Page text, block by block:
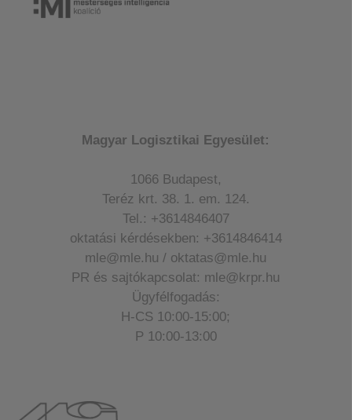
Magyar Logisztikai Egyesület:
1066 Budapest,
Teréz krt. 38. 1. em. 124.
Tel.: +3614846407
oktatási kérdésekben: +3614846414
mle@mle.hu / oktatas@mle.hu
PR és sajtókapcsolat: mle@krpr.hu
Ügyfélfogadás:
H-CS 10:00-15:00;
P 10:00-13:00